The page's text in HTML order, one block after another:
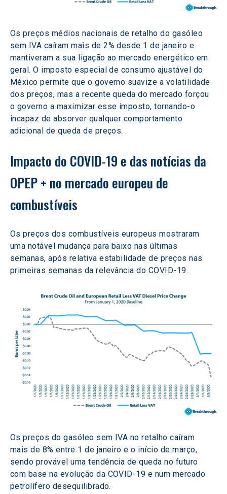
Os preços médios nacionais de retalho do gasóleo
sem IVA caíram mais de 2% desde 1 de janeiro e
mantiveram a sua ligação ao mercado energético em
geral. O imposto especial de consumo ajustável do
México permite que o governo suavize a volatilidade
dos preços, mas a recente queda do mercado forçou
o governo a maximizar esse imposto, tornando-o
incapaz de absorver qualquer comportamento
adicional de queda de preços.
Impacto do COVID-19 e das notícias da
OPEP + no mercado europeu de
combustíveis
Os preços dos combustíveis europeus mostraram
uma notável mudança para baixo nas últimas
semanas, após relativa estabilidade de preços nas
primeiras semanas da relevância do COVID-19.
Os preços do gasóleo sem IVA no retalho caíram
mais de 8% entre 1 de janeiro e o início de março,
sendo provável uma tendência de queda no futuro
com base na evolução da COVID-19 e num mercado
petrolífero desequilibrado.